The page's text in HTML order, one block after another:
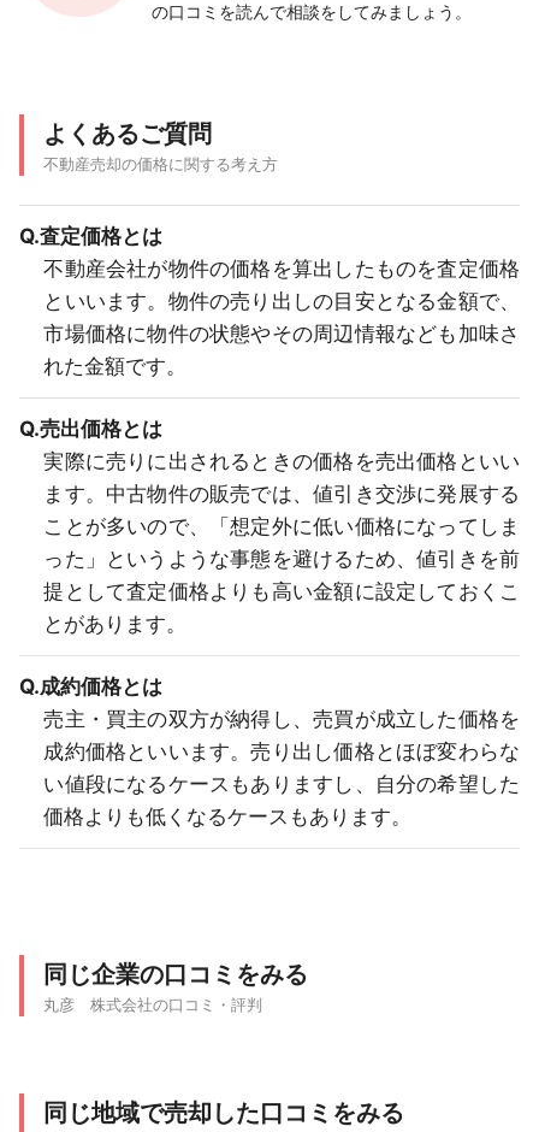
の口コミを読んで相談をしてみましょう。
よくあるご質問
不動産売却の価格に関する考え方
Q.査定価格とは
不動産会社が物件の価格を算出したものを査定価格
といいます。物件の売り出しの目安となる金額で、
市場価格に物件の状態やその周辺情報なども加味さ
れた金額です。
Q.売出価格とは
実際に売りに出されるときの価格を売出価格といい
ます。中古物件の販売では、値引き交渉に発展する
ことが多いので、「想定外に低い価格になってしま
った」というような事態を避けるため、値引きを前
提として査定価格よりも高い金額に設定しておくこ
とがあります。
Q.成約価格とは
売主・買主の双方が納得し、売買が成立した価格を
成約価格といいます。売り出し価格とほぼ変わらな
い値段になるケースもありますし、自分の希望した
価格よりも低くなるケースもあります。
同じ企業の口コミをみる
丸彦 株式会社の口コミ・評判
同じ地域で売却した口コミをみる